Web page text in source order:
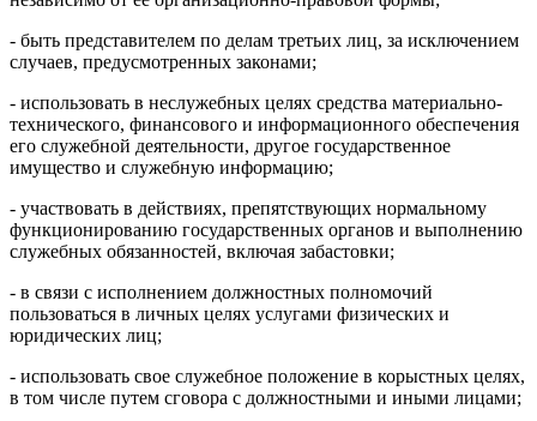
- быть представителем по делам третьих лиц, за исключением
случаев, предусмотренных законами;
- использовать в неслужебных целях средства материально-
технического, финансового и информационного обеспечения
его служебной деятельности, другое государственное
имущество и служебную информацию;
- участвовать в действиях, препятствующих нормальному
функционированию государственных органов и выполнению
служебных обязанностей, включая забастовки;
- в связи с исполнением должностных полномочий
пользоваться в личных целях услугами физических и
юридических лиц;
- использовать свое служебное положение в корыстных целях,
в том числе путем сговора с должностными и иными лицами;